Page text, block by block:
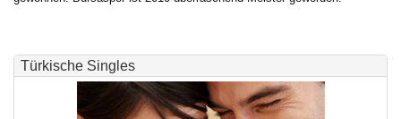
Türkische Singles